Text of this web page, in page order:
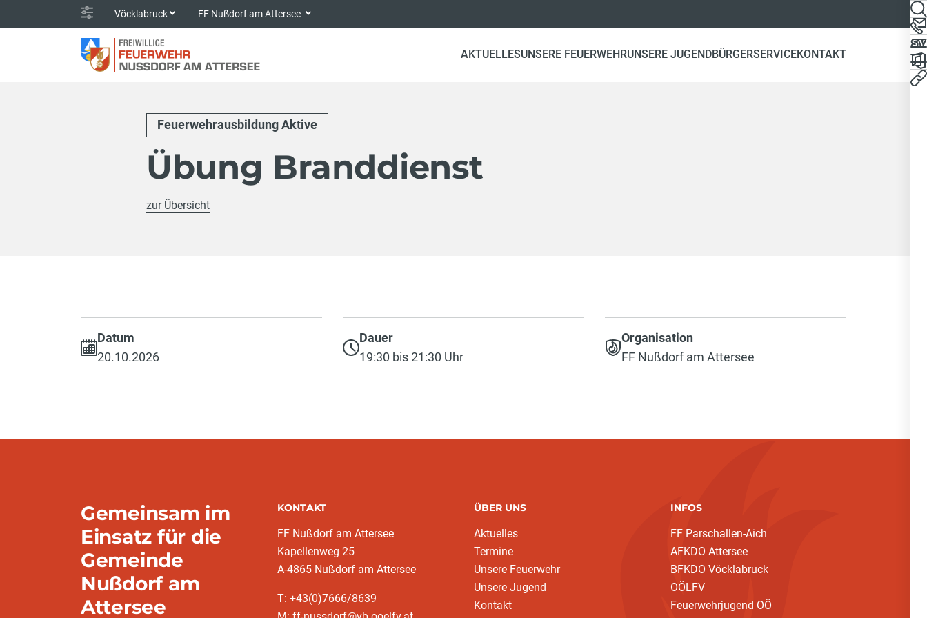
Vöcklabruck FF Nußdorf am Attersee
AKTUELLESUNSERE FEUERWEHRUNSERE JUGENDBÜRGERSERVICEKONTAKT
Feuerwehrausbildung Aktive
Übung Branddienst
zur Übersicht
Datum
20.10.2026
Dauer
19:30 bis 21:30 Uhr
Organisation
FF Nußdorf am Attersee
Gemeinsam im
Einsatz für die
Gemeinde
Nußdorf am
Attersee
KONTAKT
FF Nußdorf am Attersee
Kapellenweg 25
A-4865 Nußdorf am Attersee
T: +43(0)7666/8639
ÜBER UNS
Aktuelles
Termine
Unsere Feuerwehr
Unsere Jugend
Kontakt
INFOS
FF Parschallen-Aich
AFKDO Attersee
BFKDO Vöcklabruck
OÖLFV
Feuerwehrjugend OÖ